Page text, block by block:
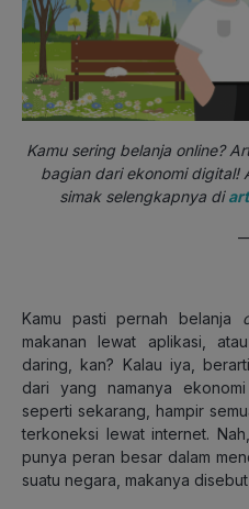
Kamu sering belanja online?
bagian dari ekonomi digital!
simak selengkapnya di
Kamu pasti pernah belanja
makanan lewat aplikasi,
daring, kan? Kalau iya,
dari yang namanya
seperti sekarang, hampir
terkoneksi lewat internet.
punya peran besar dalam
suatu negara, makanya